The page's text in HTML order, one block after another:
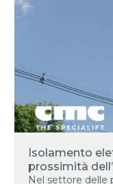
Isolamento
prossimità
Nel settore delle